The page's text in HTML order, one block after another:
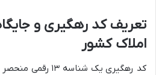
تعریف کد رهگیری و
املاک کشور
کد رهگیری یک